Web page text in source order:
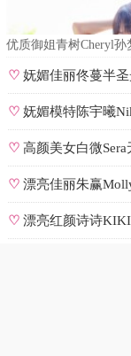
优质御姐青树Cheryl孙
♡妩媚佳丽佟蔓半圣
♡妩媚模特陈宇曦
号
♡高颜美女白微Sera
集
♡漂亮佳丽朱赢
原图
♡漂亮红颜诗诗